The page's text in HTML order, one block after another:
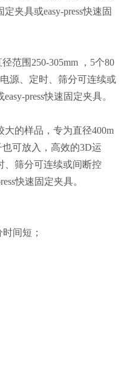
夹具或easy-press快速固
范围250-305mm ，5个80
源、定时、筛分可连续或
press快速固定夹具。
的样品，专为直径400m
可放入，高效的3D运
、筛分可连续或间断控
快速固定夹具。
间短；